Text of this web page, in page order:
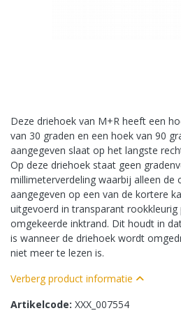
Deze driehoek van M+R heeft een
van 30 graden en een hoek van 90
aangegeven slaat op het langste
Op deze driehoek staat geen
millimeterverdeling waarbij alleen de
aangegeven op een van de kortere
uitgevoerd in transparant rookkleurig
omgekeerde inktrand. Dit houdt in
is wanneer de driehoek wordt
niet meer te lezen is.
Verberg product informatie
Artikelcode: XXX_007554